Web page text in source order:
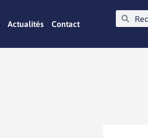
Actualités Contact